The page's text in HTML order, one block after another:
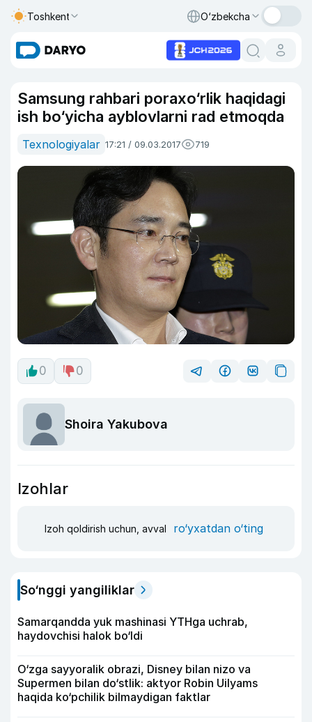
Toshkent O‘zbekcha
Samsung rahbari poraxo‘rlik haqidagi
ish bo‘yicha ayblovlarni rad etmoqda
Texnologiyalar 17:21 / 09.03.2017 719
0 0
Shoira Yakubova
Izohlar
Izoh qoldirish uchun, avval ro‘yxatdan o‘ting
So‘nggi yangiliklar
Samarqandda yuk mashinasi YTHga uchrab,
haydovchisi halok bo‘ldi
O‘zga sayyoralik obrazi, Disney bilan nizo va
Supermen bilan do‘stlik: aktyor Robin Uilyams
haqida ko‘pchilik bilmaydigan faktlar